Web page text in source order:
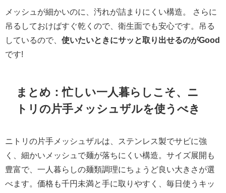
メッシュが細かいのに、汚れが詰まりにくい構造。 さらに
吊るしておけばすぐ乾くので、衛生面でも安心です。吊る
しているので、 使いたいときにサッと取り出せるのがGood
です!
まとめ：忙しい一人暮らしこそ、ニ
トリの片手メッシュザルを使うべき
ニトリの片手メッシュザルは、ステンレス製でサビに強
く、細かいメッシュで麺が落ちにくい構造。サイズ展開も
豊富で、一人暮らしの麺類調理にちょうど良い大きさが選
べます。価格も千円未満と手に取りやすく、毎日使うキッ